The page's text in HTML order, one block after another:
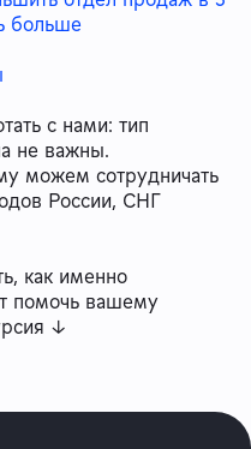
больше
с нами: тип
не важны.
можем сотрудничать
России, СНГ
как именно
помочь вашему
↓